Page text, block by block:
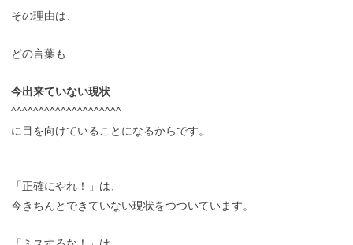
その理由は、
どの言葉も
今出来ていない現状
^^^^^^^^^^^^^^^^^^^^
に目を向けていることになるからです。
「正確にやれ！」は、
今きちんとできていない現状をつついています。